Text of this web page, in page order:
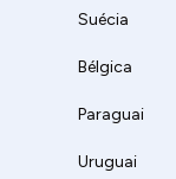
Suécia
Bélgica
Paraguai
Uruguai